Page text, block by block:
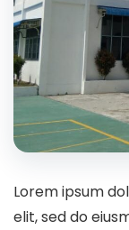
Lorem ipsum
elit, sed do